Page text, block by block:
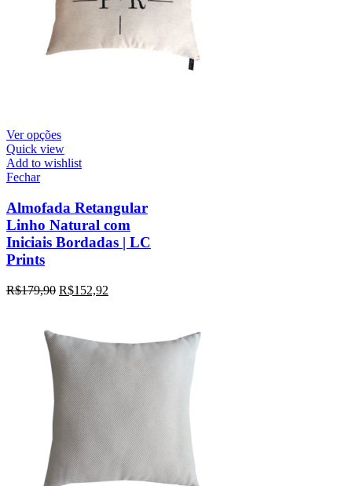
Ver opções
Quick view
Add to wishlist
Fechar
Almofada Retangular
Linho Natural com
Iniciais Bordadas | LC
Prints
R$179,90 R$152,92